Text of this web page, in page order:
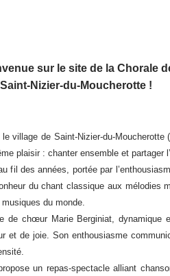
sur le site de la Chorale
Saint-Nizier-du-Moucherotte !
village de Saint-Nizier-du-Moucherotte
plaisir : chanter ensemble et partager
fil des années, portée par
du chant classique aux mélodies
du monde.
chœur Marie Berginiat, dynamique
et de joie. Son enthousiasme
un repas-spectacle alliant